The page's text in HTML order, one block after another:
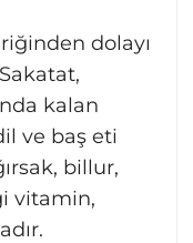
dolayı
kalan
ve baş eti
billur,
vitamin,